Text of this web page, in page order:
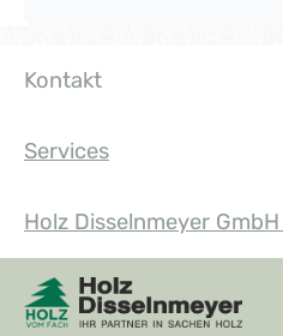
Kontakt
Services
Holz Disselnmeyer GmbH